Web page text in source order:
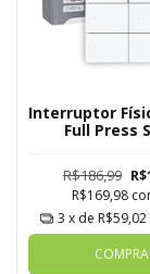
Interruptor
Full Press
Botões
R$186,99
R$169,98
3 x de R$59,02